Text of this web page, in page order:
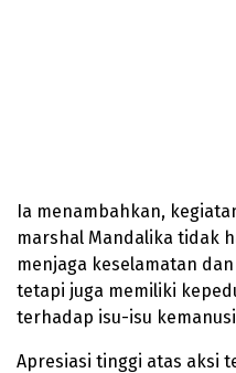
Ia menambahkan,
marshal Mandalika tidak
menjaga keselamatan
tetapi juga memiliki
terhadap isu-isu
Apresiasi tinggi atas aksi